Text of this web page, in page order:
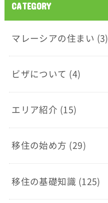
CATEGORY
マレーシアの住まい (3)
ビザについて (4)
エリア紹介 (15)
移住の始め方 (29)
移住の基礎知識 (125)